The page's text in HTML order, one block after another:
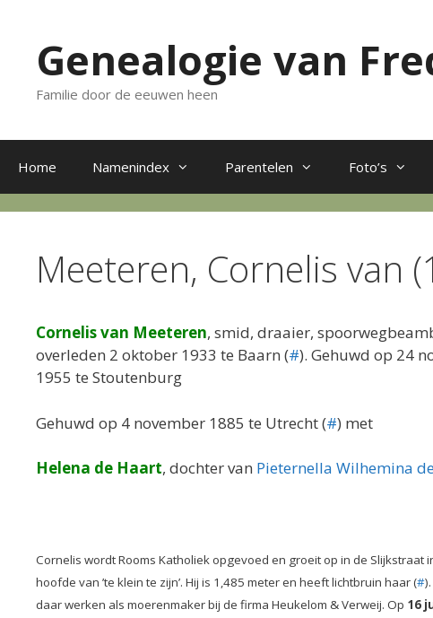
inhoudGenealogie van
Familie door de eeuwen heen
Home Namenindex Parentelen Foto’s
Meeteren, Cornelis van
Cornelis van Meeteren, smid, draaier,
overleden 2 oktober 1933 te Baarn (#). Gehuwd op 24
1955 te Stoutenburg
Gehuwd op 4 november 1885 te Utrecht (#) met
Helena de Haart, dochter van Pieternella Wilhemina
Cornelis wordt Rooms Katholiek opgevoed en groeit op in de Slijkstraat
hoofde van ’te klein te zijn’. Hij is 1,485 meter en heeft lichtbruin haar (#
daar werken als moerenmaker bij de firma Heukelom & Verweij. Op 16